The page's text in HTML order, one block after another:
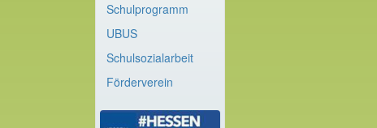
Schulprogramm
UBUS
Schulsozialarbeit
Förderverein